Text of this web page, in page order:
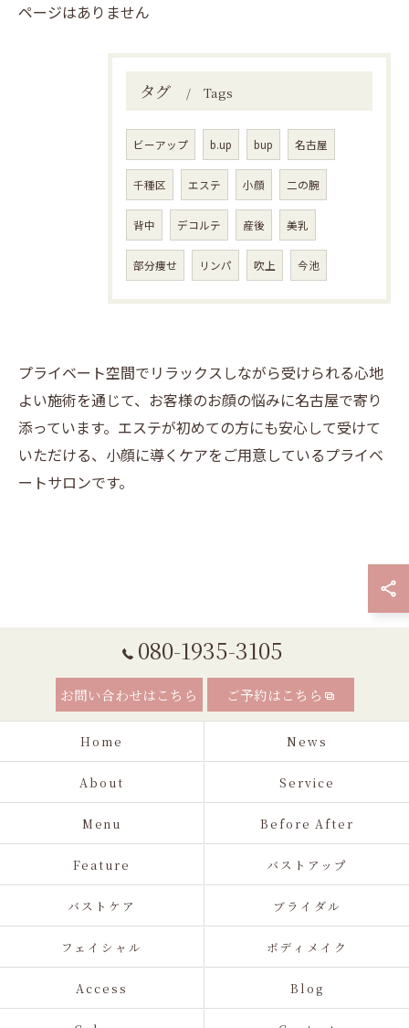
ページはありません
タグ Tags
ビーアップ b.up bup 名古屋
千種区 エステ 小顔 二の腕
背中 デコルテ 産後 美乳
部分痩せ リンパ 吹上 今池
プライベート空間でリラックスしながら受けられる心地
よい施術を通じて、お客様のお顔の悩みに名古屋で寄り
添っています。エステが初めての方にも安心して受けて
いただける、小顔に導くケアをご用意しているプライベ
ートサロンです。
080-1935-3105
お問い合わせはこちら ご予約はこちら
Home News
About Service
Menu Before After
Feature バストアップ
バストケア ブライダル
フェイシャル ボディメイク
Access Blog